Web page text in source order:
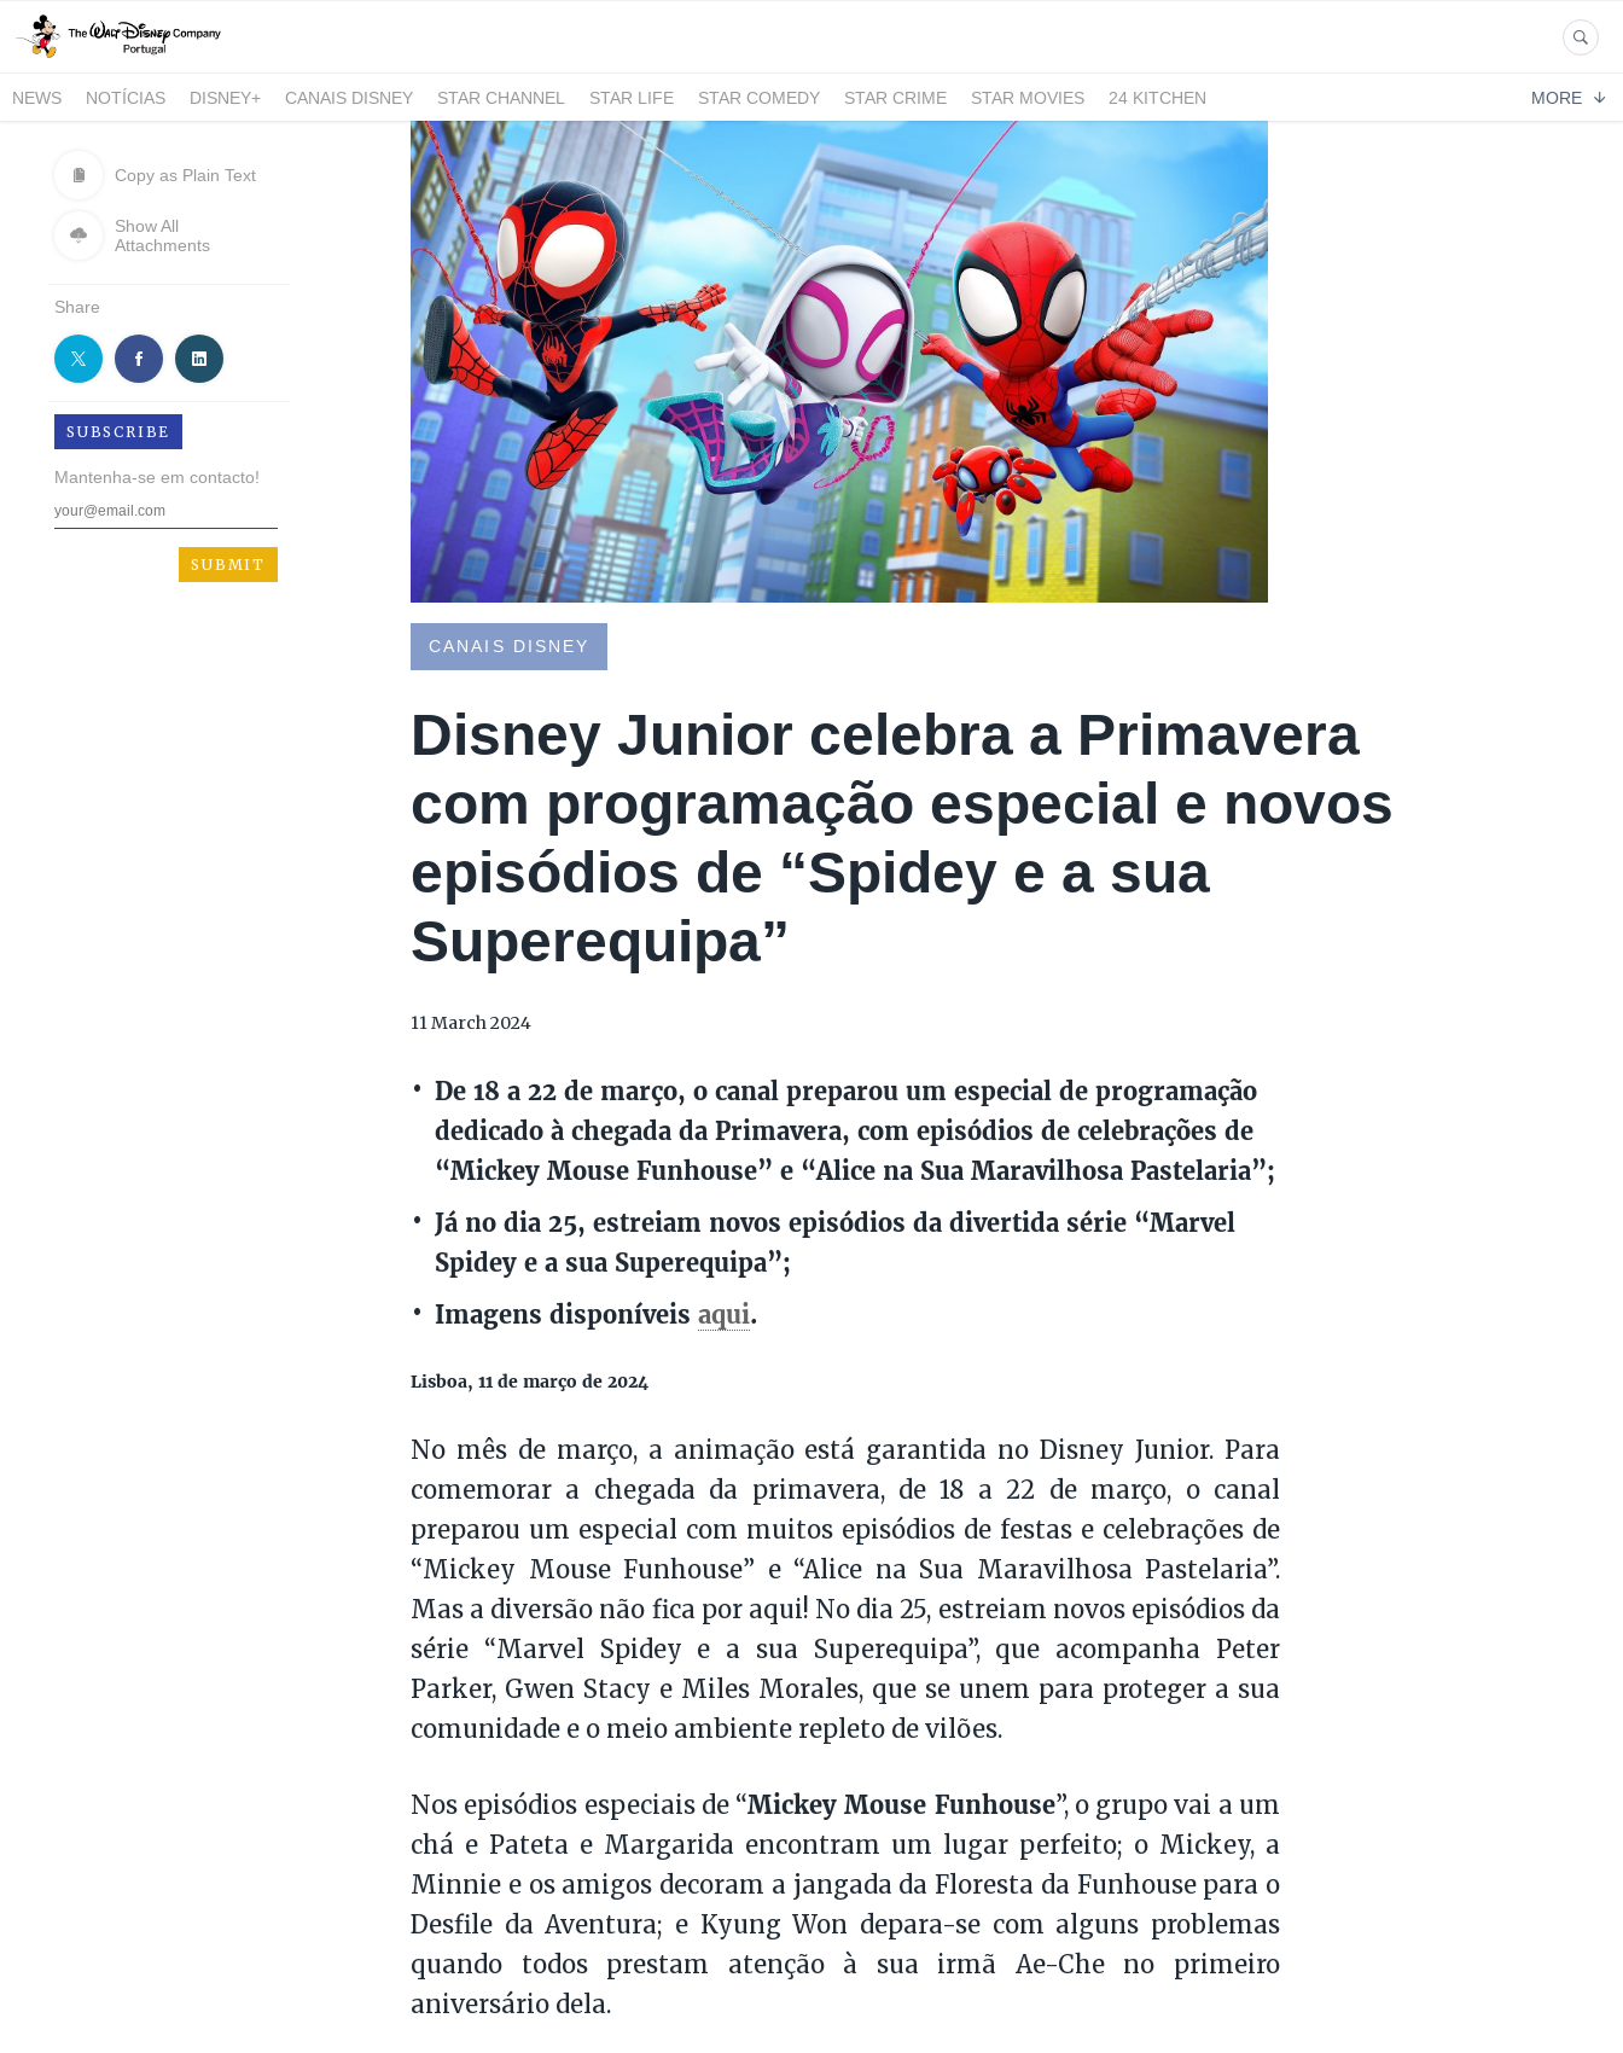
NEWS NOTÍCIAS DISNEY+ CANAIS DISNEY STAR CHANNEL STAR LIFE STAR COMEDY STAR CRIME STAR MOVIES
24 KITCHEN
NATIONAL GEOGRAPHIC AND NATIONAL GEOGRAPHIC WILD
MORE
Copy as Plain Text
Show All
Attachments
Share
SUBSCRIBE
Mantenha-se em contacto!
CANAIS DISNEY
Disney Junior celebra a Primavera
com programação especial e novos
episódios de “Spidey e a sua
Superequipa”
11 March 2024
De 18 a 22 de março, o canal preparou um especial de programação
dedicado à chegada da Primavera, com episódios de celebrações de
“Mickey Mouse Funhouse” e “Alice na Sua Maravilhosa Pastelaria”;
Já no dia 25, estreiam novos episódios da divertida série “Marvel
Spidey e a sua Superequipa”;
Imagens disponíveis aqui.
Lisboa, 11 de março de 2024
No mês de março, a animação está garantida no Disney Junior. Para
comemorar a chegada da primavera, de 18 a 22 de março, o canal
preparou um especial com muitos episódios de festas e celebrações de
“Mickey Mouse Funhouse” e “Alice na Sua Maravilhosa Pastelaria”.
Mas a diversão não fica por aqui! No dia 25, estreiam novos episódios da
série “Marvel Spidey e a sua Superequipa”, que acompanha Peter
Parker, Gwen Stacy e Miles Morales, que se unem para proteger a sua
comunidade e o meio ambiente repleto de vilões.
Nos episódios especiais de “Mickey Mouse Funhouse”, o grupo vai a um
chá e Pateta e Margarida encontram um lugar perfeito; o Mickey, a
Minnie e os amigos decoram a jangada da Floresta da Funhouse para o
Desfile da Aventura; e Kyung Won depara-se com alguns problemas
quando todos prestam atenção à sua irmã Ae-Che no primeiro
aniversário dela.